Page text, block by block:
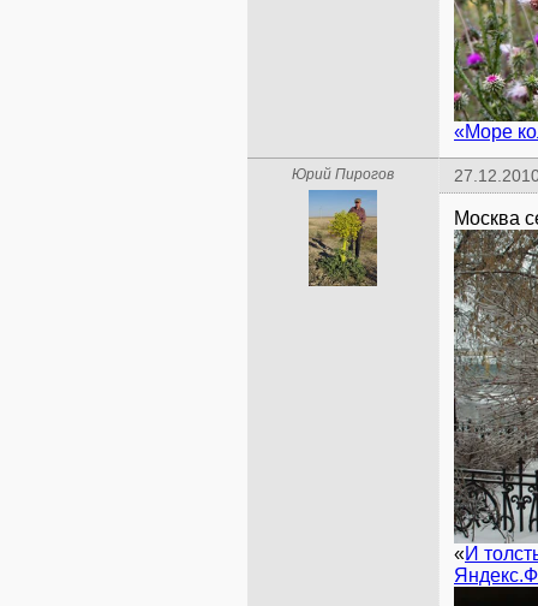
«Море
Юрий Пирогов
«И